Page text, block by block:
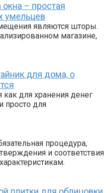
– простая
умельцев
являются шторы.
магазине,
для дома, о
для хранения денег
просто для
процедура,
и соответствия